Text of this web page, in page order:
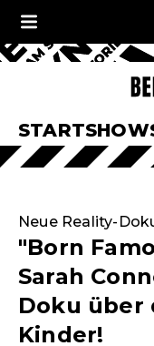
START
Neue Reality-
"Born
Sarah
Doku über
Kinder!